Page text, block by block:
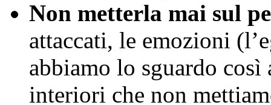
Non metterla mai sul
attaccati, le emozioni
abbiamo lo sguardo
interiori che non